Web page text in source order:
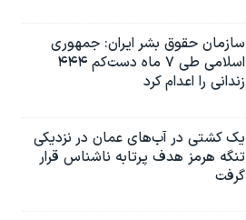
سازمان حقوق بشر ایران: جمهوری
اسلامی طی ۷ ماه دست‌کم ۴۴۴
زندانی را اعدام کرد
یک کشتی در آب‌های عمان در نزدیکی
تنگه هرمز هدف پرتابه ناشناس قرار
گرفت